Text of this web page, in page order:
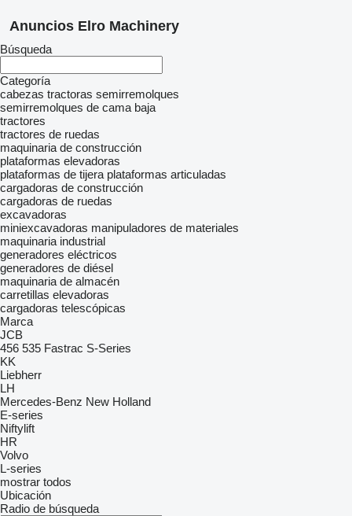
Anuncios Elro Machinery
Búsqueda
Categoría
cabezas tractoras semirremolques
semirremolques de cama baja
tractores
tractores de ruedas
maquinaria de construcción
plataformas elevadoras
plataformas de tijera plataformas articuladas
cargadoras de construcción
cargadoras de ruedas
excavadoras
miniexcavadoras manipuladores de materiales
maquinaria industrial
generadores eléctricos
generadores de diésel
maquinaria de almacén
carretillas elevadoras
cargadoras telescópicas
Marca
JCB
456 535 Fastrac S-Series
KK
Liebherr
LH
Mercedes-Benz New Holland
E-series
Niftylift
HR
Volvo
L-series
mostrar todos
Ubicación
Radio de búsqueda